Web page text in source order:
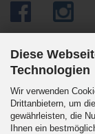
Diese
Technologien
Wir verwenden
Drittanbietern, um
gewährleisten, die
Ihnen ein
Versandpartner